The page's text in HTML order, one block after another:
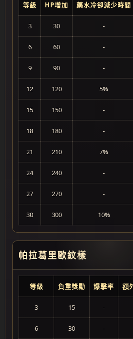
等級 HP增加 藥水冷卻減少時間
3 30 -
6 60 -
9 90 -
12 120 5%
15 150 -
18 180 -
21 210 7%
24 240 -
27 270 -
30 300 10%
帕拉葛里歐紋樣
等級 負重獎勵 爆擊率 額
3 15 -
6 30 -